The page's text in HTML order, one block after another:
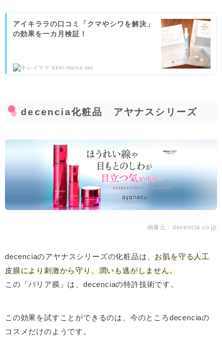
アイキララの口コミ「クマやシワを解決」
の効果を一カ月検証！
kirei-mama.net
decencia化粧品 アヤナスシリーズ
画像元： decencia.co.jp
decenciaのアヤナスシリーズの化粧品は、お肌を守る人工
皮膜により刺激から守り、潤いも逃がしません。
この「バリア膜」は、decenciaの特許技術です。
この効果を試すことができるのは、今のところdecenciaの
コスメだけのようです。